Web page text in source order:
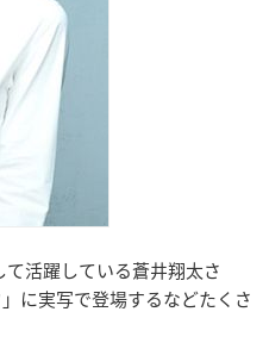
活躍している蒼井翔太さ
に実写で登場するなどたくさ